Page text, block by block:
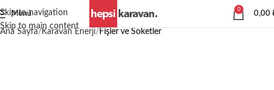
Skip to navigation
Skip to main content
Menü
0
0,00
Ana Sayfa Karavan Enerji Fişler ve Soketler